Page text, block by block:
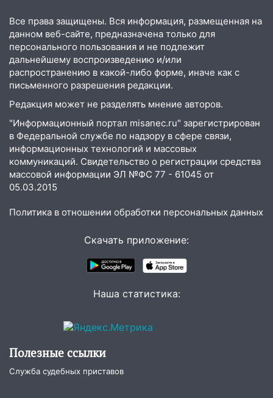
хозяйственные постройки
11:00 В Канадее горел жилой дом
10:18 Губернатор Ульяновской области:
уничтожено четыре беспилотника в
регионе
10:00
В Ульяновске дотла сгорел
легковой автомобиль
09:39 В Ульяновске будут судить десять
наркодилеров, снабжавших две области
09:25 Вынесли приговор дебоширам,
08:27
Ульяновская полиция получила
один из шести уникальных автомобилей
Жара отступит: какой будет
летнюю девочку в центре Ульяновска
мешок и попытались утопить в Волге
05:30 Астрологи назвали самый
Все права защищены. Вся информация, размещенная на
данном веб-сайте, предназначена только для
персонального пользования и не подлежит
дальнейшему воспроизведению и/или
распространению в какой-либо форме, иначе как с
письменного разрешения редакции.
Редакция может не разделять мнение авторов.
"Информационный портал misanec.ru" зарегистрирован
в Федеральной службе по надзору в сфере связи,
информационных технологий и массовых
коммуникаций. Свидетельство о регистрации средства
массовой информации ЭЛ №ФС 77 - 61045 от
05.03.2015
Политика в отношении обработки персональных данных
Скачать приложение:
Наша статистика:
Полезные ссылки
Служба судебных приставов